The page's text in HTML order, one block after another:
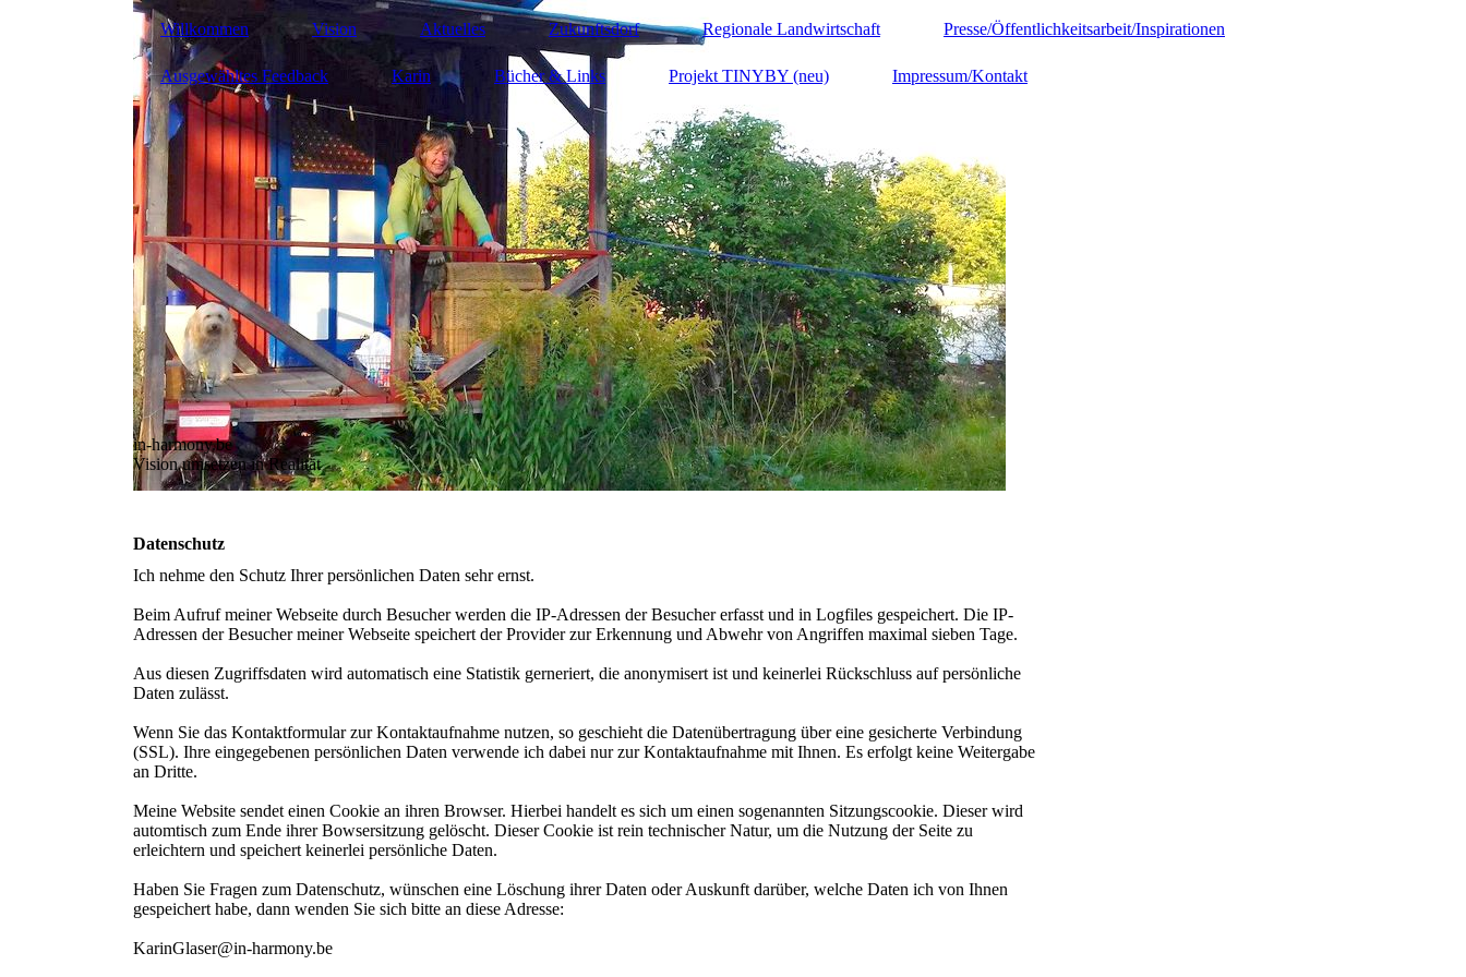
Willkommen Vision Aktuelles Zukunftsdorf Regionale Landwirtschaft Presse/Öffentlichkeitsarbeit/Inspirationen
Ausgewähltes Feedback Karin Bücher & Links Projekt TINYBY (neu) Impressum/Kontakt
in-harmony.be
Vision umsetzen in Realität
Datenschutz
Ich nehme den Schutz Ihrer persönlichen Daten sehr ernst.
Beim Aufruf meiner Webseite durch Besucher werden die IP-Adressen der Besucher erfasst und in Logfiles gespeichert. Die IP-
Adressen der Besucher meiner Webseite speichert der Provider zur Erkennung und Abwehr von Angriffen maximal sieben Tage.
Aus diesen Zugriffsdaten wird automatisch eine Statistik gerneriert, die anonymisert ist und keinerlei Rückschluss auf persönliche
Daten zulässt.
Wenn Sie das Kontaktformular zur Kontaktaufnahme nutzen, so geschieht die Datenübertragung über eine gesicherte Verbindung
(SSL). Ihre eingegebenen persönlichen Daten verwende ich dabei nur zur Kontaktaufnahme mit Ihnen. Es erfolgt keine Weitergabe
an Dritte.
Meine Website sendet einen Cookie an ihren Browser. Hierbei handelt es sich um einen sogenannten Sitzungscookie. Dieser wird
automtisch zum Ende ihrer Bowsersitzung gelöscht. Dieser Cookie ist rein technischer Natur, um die Nutzung der Seite zu
erleichtern und speichert keinerlei persönliche Daten.
Haben Sie Fragen zum Datenschutz, wünschen eine Löschung ihrer Daten oder Auskunft darüber, welche Daten ich von Ihnen
gespeichert habe, dann wenden Sie sich bitte an diese Adresse:
KarinGlaser@in-harmony.be